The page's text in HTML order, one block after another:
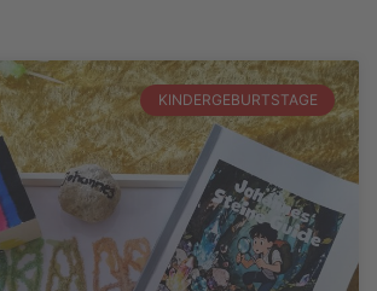
KINDERGEBURTSTAGE